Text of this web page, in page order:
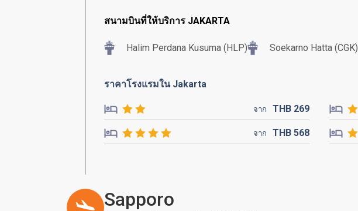
สนามบินที่ให้บริการ JAKARTA
Halim Perdana Kusuma (HLP) Soekarno Hatta (CGK)
ราคาโรงแรมใน Jakarta
จาก THB 269
จาก THB568
Sapporo